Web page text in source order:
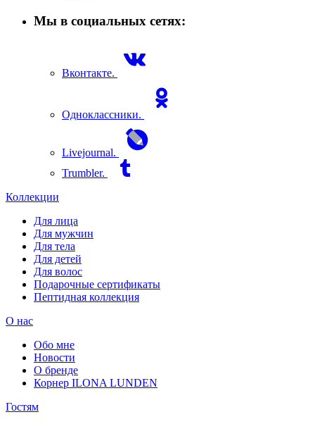
Мы в социальных сетях:
Вконтакте.
Одноклассники.
Livejournal.
Trumbler.
Коллекции
Для лица
Для мужчин
Для тела
Для детей
Для волос
Подарочные сертификаты
Пептидная коллекция
О нас
Обо мне
Новости
О бренде
Корнер ILONA LUNDEN
Гостям